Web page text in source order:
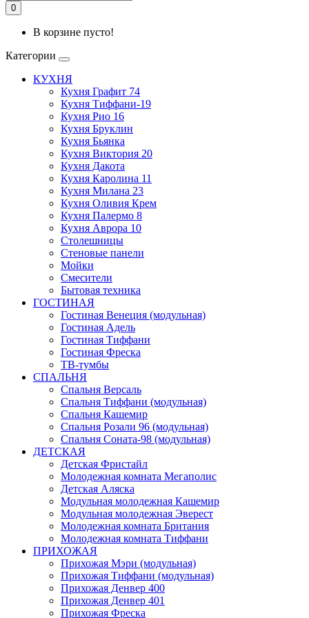
0
В корзине пусто!
Категории
КУХНЯ
Кухня Графит 74
Кухня Тиффани-19
Кухня Рио 16
Кухня Бруклин
Кухня Бьянка
Кухня Виктория 20
Кухня Дакота
Кухня Каролина 11
Кухня Милана 23
Кухня Оливия Крем
Кухня Палермо 8
Кухня Аврора 10
Столешницы
Стеновые панели
Мойки
Смесители
Бытовая техника
ГОСТИНАЯ
Гостиная Венеция (модульная)
Гостиная Адель
Гостиная Тиффани
Гостиная Фреска
ТВ-тумбы
СПАЛЬНЯ
Спальня Версаль
Спальня Тиффани (модульная)
Спальня Кашемир
Спальня Розали 96 (модульная)
Спальня Соната-98 (модульная)
ДЕТСКАЯ
Детская Фристайл
Молодежная комната Мегаполис
Детская Аляска
Модульная молодежная Кашемир
Модульная молодежная Эверест
Молодежная комната Британия
Молодежная комната Тиффани
ПРИХОЖАЯ
Прихожая Мэри (модульная)
Прихожая Тиффани (модульная)
Прихожая Денвер 400
Прихожая Денвер 401
Прихожая Фреска